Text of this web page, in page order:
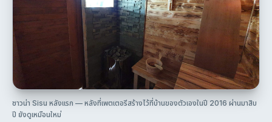
ซาวน่า Sisu หลังแรก — หลังที่เพตเตอรีสร้างไว้ที่บ้านของตัวเองในปี 2016 ผ่านมาสิบ
ปี ยังดูเหมือนใหม่